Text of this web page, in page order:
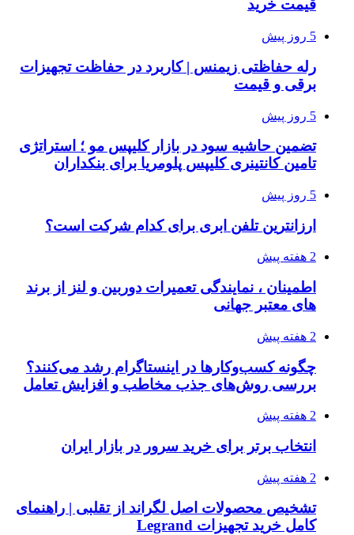
قیمت خرید
5 روز پیش
رله حفاظتی زیمنس | کاربرد در حفاظت تجهیزات
برقی و قیمت
5 روز پیش
تضمین حاشیه سود در بازار کلیپس مو ؛ استراتژی
تامین کانتینری کلیپس پلومریا برای بنکداران
5 روز پیش
ارزانترین تلفن ابری برای کدام شرکت است؟
2 هفته پیش
اطمینان ، نمایندگی تعمیرات دوربین و لنز از برند
های معتبر جهانی
2 هفته پیش
چگونه کسب‌وکارها در اینستاگرام رشد می‌کنند؟
بررسی روش‌های جذب مخاطب و افزایش تعامل
2 هفته پیش
انتخاب برتر برای خرید سرور در بازار ایران
2 هفته پیش
تشخیص محصولات اصل لگراند از تقلبی | راهنمای
کامل خرید تجهیزات Legrand